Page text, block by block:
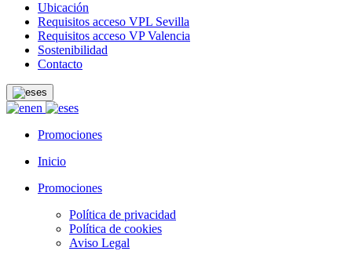
Ubicación
Requisitos acceso VPL Sevilla
Requisitos acceso VP Valencia
Sostenibilidad
Contacto
es
en
es
Promociones
Inicio
Promociones
Política de privacidad
Política de cookies
Aviso Legal